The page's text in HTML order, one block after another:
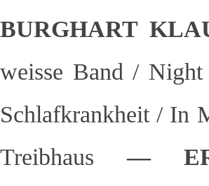
BURGHART
weisse Band /
Schlafkrankheit / In
Treibhaus
—